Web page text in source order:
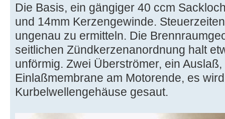
Die Basis, ein gängiger 40 ccm
und 14mm Kerzengewinde.
ungenau zu ermitteln. Die
seitlichen Zündkerzenanordnung halt
unförmig. Zwei Überströmer, ein
Einlaßmembrane am Motorende, es
Kurbelwellengehäuse gesaut.